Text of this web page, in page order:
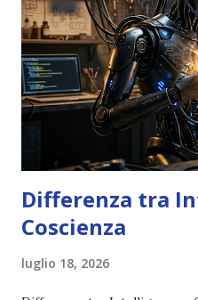
Differenza tra
Coscienza
luglio 18, 2026